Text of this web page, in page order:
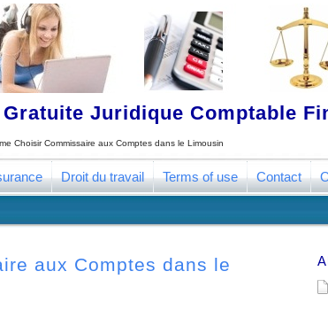
Juridique Comptable
Choisir Commissaire aux Comptes dans le Limousin
Droit du travail Terms of use Contact
aux Comptes dans le